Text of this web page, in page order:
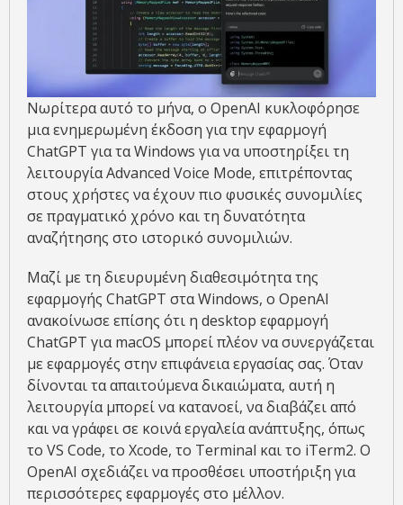
Νωρίτερα αυτό το μήνα, ο OpenAI κυκλοφόρησε
μια ενημερωμένη έκδοση για την εφαρμογή
ChatGPT για τα Windows για να υποστηρίξει τη
λειτουργία Advanced Voice Mode, επιτρέποντας
στους χρήστες να έχουν πιο φυσικές συνομιλίες
σε πραγματικό χρόνο και τη δυνατότητα
αναζήτησης στο ιστορικό συνομιλιών.
Μαζί με τη διευρυμένη διαθεσιμότητα της
εφαρμογής ChatGPT στα Windows, ο OpenAI
ανακοίνωσε επίσης ότι η desktop εφαρμογή
ChatGPT για macOS μπορεί πλέον να συνεργάζεται
με εφαρμογές στην επιφάνεια εργασίας σας. Όταν
δίνονται τα απαιτούμενα δικαιώματα, αυτή η
λειτουργία μπορεί να κατανοεί, να διαβάζει από
και να γράφει σε κοινά εργαλεία ανάπτυξης, όπως
το VS Code, το Xcode, το Terminal και το iTerm2. Ο
OpenAI σχεδιάζει να προσθέσει υποστήριξη για
περισσότερες εφαρμογές στο μέλλον.